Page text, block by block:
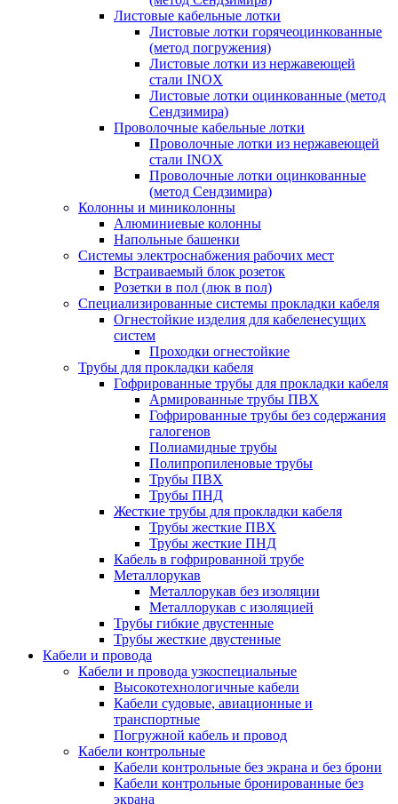
Листовые кабельные лотки
Листовые лотки горячеоцинкованные
(метод погружения)
Листовые лотки из нержавеющей
стали INOX
Листовые лотки оцинкованные (метод
Сендзимира)
Проволочные кабельные лотки
Проволочные лотки из нержавеющей
стали INOX
Проволочные лотки оцинкованные
(метод Сендзимира)
Колонны и миниколонны
Алюминиевые колонны
Напольные башенки
Системы электроснабжения рабочих мест
Встраиваемый блок розеток
Розетки в пол (люк в пол)
Специализированные системы прокладки кабеля
Огнестойкие изделия для кабеленесущих
систем
Проходки огнестойкие
Трубы для прокладки кабеля
Гофрированные трубы для прокладки кабеля
Армированные трубы ПВХ
Гофрированные трубы без содержания
галогенов
Полиамидные трубы
Полипропиленовые трубы
Трубы ПВХ
Трубы ПНД
Жесткие трубы для прокладки кабеля
Трубы жесткие ПВХ
Трубы жесткие ПНД
Кабель в гофрированной трубе
Металлорукав
Металлорукав без изоляции
Металлорукав с изоляцией
Трубы гибкие двустенные
Трубы жесткие двустенные
Кабели и провода
Кабели и провода узкоспециальные
Высокотехнологичные кабели
Кабели судовые, авиационные и
транспортные
Погружной кабель и провод
Кабели контрольные
Кабели контрольные без экрана и без брони
Кабели контрольные бронированные без
экрана